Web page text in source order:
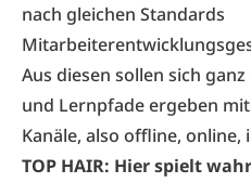
nach gleichen Standards
Aus diesen sollen sich
und Lernpfade ergeben
Kanäle, also offline, online,
TOP HAIR: Hier spielt